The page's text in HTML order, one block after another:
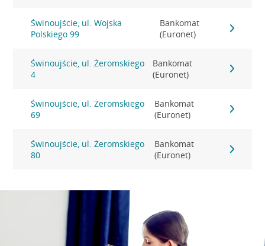
Świnoujście, ul. Wojska
Polskiego 99
Bankomat
(Euronet)
Świnoujście, ul. Żeromskiego
4
Bankomat
(Euronet)
Świnoujście, ul. Żeromskiego
69
Bankomat
(Euronet)
Świnoujście, ul. Żeromskiego
80
Bankomat
(Euronet)